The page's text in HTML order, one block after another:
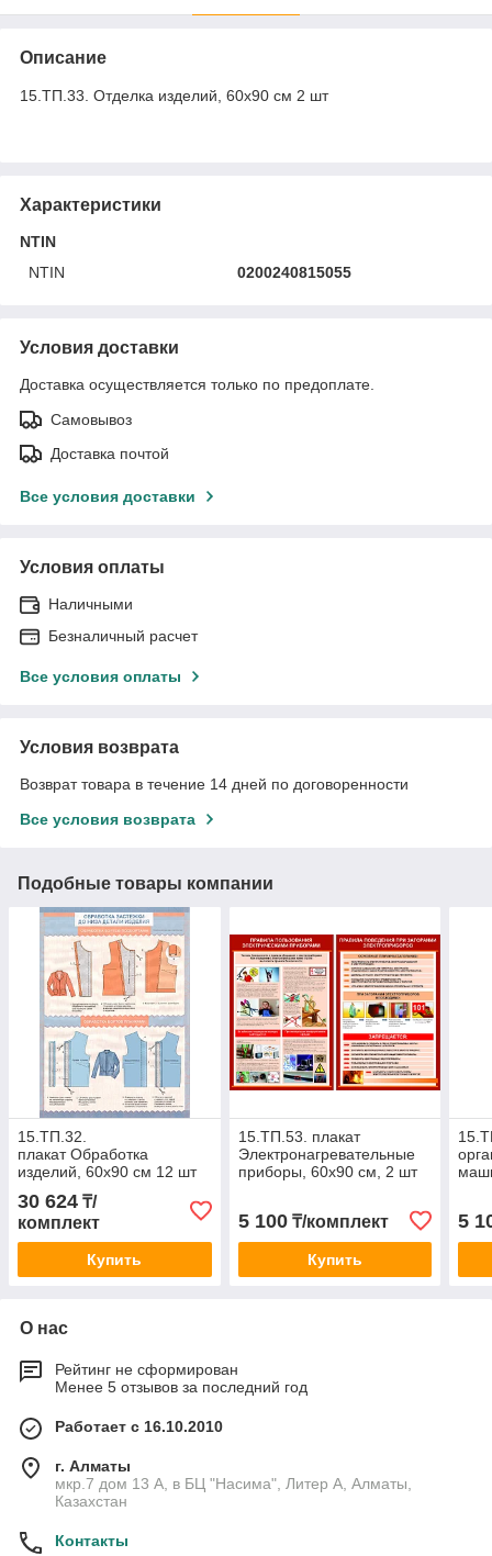
Описание
15.ТП.33. Отделка изделий, 60х90 см 2 шт
Характеристики
NTIN
NTIN
0200240815055
Условия доставки
Доставка осуществляется только по предоплате.
Самовывоз
Доставка почтой
Все условия доставки
Условия оплаты
Наличными
Безналичный расчет
Все условия оплаты
Условия возврата
Возврат товара в течение 14 дней по договоренности
Все условия возврата
Подобные товары компании
15.ТП.32.
плакат Обработка
изделий, 60х90 см 12 шт
30 624 ₸/
комплект
Купить
15.ТП.53. плакат
Электронагревательные
приборы, 60х90 см, 2 шт
5 100₸/комплект
Купить
5
О нас
Рейтинг не сформирован
Менее 5 отзывов за последний год
Работает с 16.10.2010
г. Алматы
мкр.7 дом 13 А, в БЦ "Насима", Литер А, Алматы,
Казахстан
Контакты